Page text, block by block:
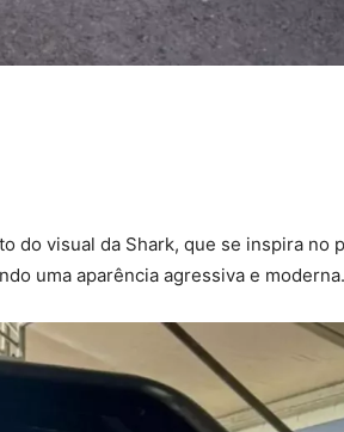
do visual da Shark, que se inspira no
uma aparência agressiva e moderna.